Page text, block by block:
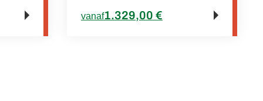
vanaf1.329,00 €